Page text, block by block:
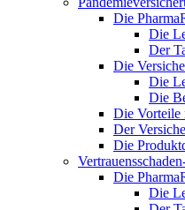
Die
Die
Der
Die
Die
Die
Die Vorteile
Der
Die
Die
Die